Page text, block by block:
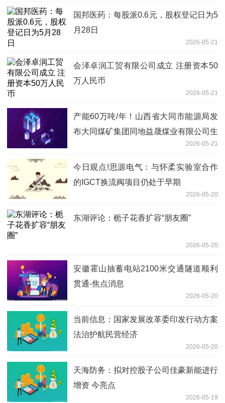
国邦医药：每股派0.6元，股权登记日为5
月28日
2026-05-21
会泽卓润工贸有限公司成立 注册资本50
万人民币
2026-05-21
产能60万吨/年！山西省大同市能源局发
布大同煤矿集团同地益晟煤业有限公司生
2026-05-21
今日观点!思源电气：与怀柔实验室合作
的IGCT换流阀项目仍处于早期
2026-05-20
东湖评论：栀子花香扩容“朋友圈”
2026-05-20
安徽霍山抽蓄电站2100米交通隧道顺利
贯通-焦点消息
2026-05-20
当前信息：国家发展改革委印发行动方案
法治护航民营经济
2026-05-20
天海防务：拟对控股子公司佳豪新能进行
增资 今亮点
2026-05-19